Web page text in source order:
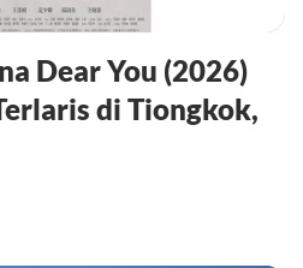
Dear You (2026)
di Tiongkok,